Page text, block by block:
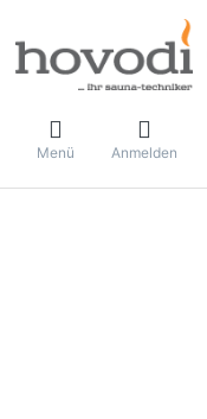
Menü Anmelden